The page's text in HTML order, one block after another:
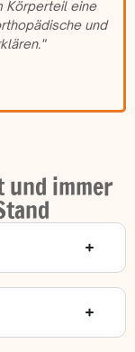
Körperteil eine
und
und immer